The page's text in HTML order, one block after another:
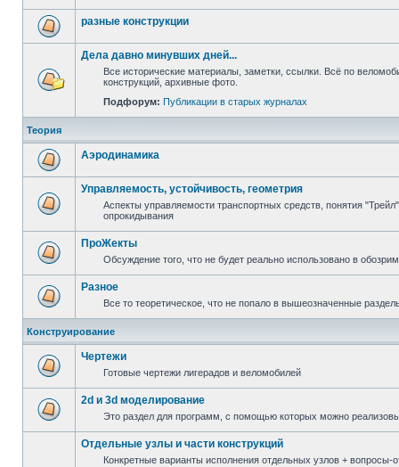
разные конструкции
Дела давно минувших дней...
Все исторические материалы, заметки, ссылки. Всё по
конструкций, архивные фото.
Подфорум: Публикации в старых журналах
Теория
Аэродинамика
Управляемость, устойчивость, геометрия
Аспекты управляемости транспортных средств, понятия
опрокидывания
ПроЖекты
Обсуждение того, что не будет реально использовано в
Разное
Все то теоретическое, что не попало в вышеозначенные
Конструирование
Чертежи
Готовые чертежи лигерадов и веломобилей
2d и 3d моделирование
Это раздел для программ, с помощью которых можно
Отдельные узлы и части конструкций
Конкретные варианты исполнения отдельных узлов + вопросы-